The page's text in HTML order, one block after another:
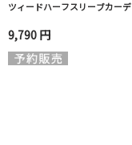
ツィードハーフスリーブカーデ
9,790 円